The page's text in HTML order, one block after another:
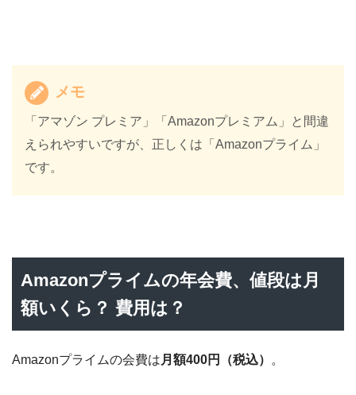
メモ
「アマゾン プレミア」「Amazonプレミアム」と間違
えられやすいですが、正しくは「Amazonプライム」
です。
Amazonプライムの年会費、値段は月
額いくら？ 費用は？
Amazonプライムの会費は 月額400円（税込） 。